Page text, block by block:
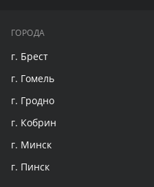
ГОРОДА
г. Брест
г. Гомель
г. Гродно
г. Кобрин
г. Минск
г. Пинск